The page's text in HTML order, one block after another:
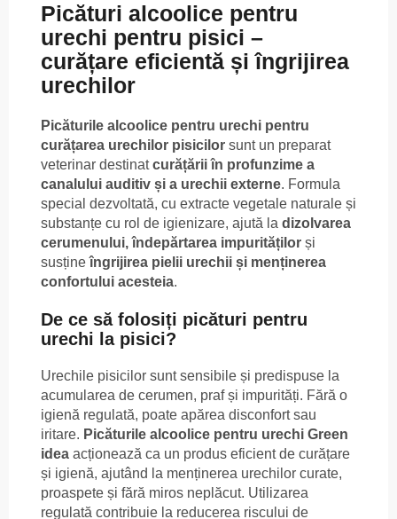
Picături alcoolice pentru
urechi pentru pisici –
curățare eficientă și îngrijirea
urechilor
Picăturile alcoolice pentru urechi pentru
curățarea urechilor pisicilor sunt un preparat
veterinar destinatcurățării în profunzime a
canalului auditiv și a urechii externe. Formula
special dezvoltată, cu extracte vegetale naturale și
substanțe cu rol de igienizare, ajută la dizolvarea
cerumenului, îndepărtarea impurităților și
susțineîngrijirea pielii urechii și menținerea
confortului acesteia.
De ce să folosiți picături pentru
urechi la pisici?
Urechile pisicilor sunt sensibile și predispuse la
acumularea de cerumen, praf și impurități. Fără o
igienă regulată, poate apărea disconfort sau
iritare. Picăturile alcoolice pentru urechi Green
idea acționează ca un produs eficient de curățare
și igienă, ajutând la menținerea urechilor curate,
proaspete și fără miros neplăcut. Utilizarea
regulată contribuie la reducerea riscului de